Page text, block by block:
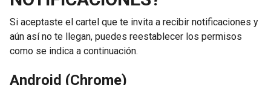
Si aceptaste el cartel que te invita a recibir notificaciones y
aún así no te llegan, puedes reestablecer los permisos
como se indica a continuación.
Android (Chrome)